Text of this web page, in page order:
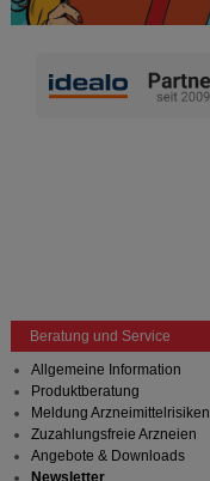
Beratung und Service
Allgemeine Information
Produktberatung
Meldung Arzneimittelrisiken
Zuzahlungsfreie Arzneien
Angebote & Downloads
Newsletter